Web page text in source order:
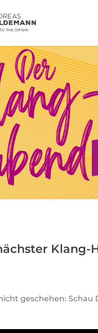
Klang-
geschehen: